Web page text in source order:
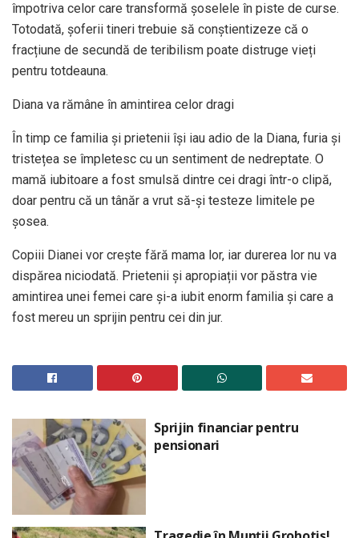
împotriva celor care transformă șoselele în piste de curse.
Totodată, șoferii tineri trebuie să conștientizeze că o
fracțiune de secundă de teribilism poate distruge vieți
pentru totdeauna.
Diana va rămâne în amintirea celor dragi
În timp ce familia și prietenii își iau adio de la Diana, furia și
tristețea se împletesc cu un sentiment de nedreptate. O
mamă iubitoare a fost smulsă dintre cei dragi într-o clipă,
doar pentru că un tânăr a vrut să-și testeze limitele pe
șosea.
Copiii Dianei vor crește fără mama lor, iar durerea lor nu va
dispărea niciodată. Prietenii și apropiații vor păstra vie
amintirea unei femei care și-a iubit enorm familia și care a
fost mereu un sprijin pentru cei din jur.
Sprijin financiar pentru
pensionari